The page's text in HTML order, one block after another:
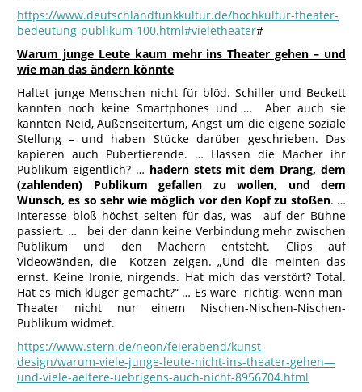
https://www.deutschlandfunkkultur.de/hochkultur-theater-
bedeutung-publikum-100.html#vieletheater#
Warum junge Leute kaum mehr ins Theater gehen – und
wie man das ändern könnte
Haltet junge Menschen nicht für blöd. Schiller und Beckett
kannten noch keine Smartphones und … Aber auch sie
kannten Neid, Außenseitertum, Angst um die eigene soziale
Stellung – und haben Stücke darüber geschrieben. Das
kapieren auch Pubertierende. … Hassen die Macher ihr
Publikum eigentlich? … hadern stets mit dem Drang, dem
(zahlenden) Publikum gefallen zu wollen, und dem
Wunsch, es so sehr wie möglich vor den Kopf zu stoßen. …
Interesse bloß höchst selten für das, was auf der Bühne
passiert. … bei der dann keine Verbindung mehr zwischen
Publikum und den Machern entsteht. Clips auf
Videowänden, die Kotzen zeigen. „Und die meinten das
ernst. Keine Ironie, nirgends. Hat mich das verstört? Total.
Hat es mich klüger gemacht?“ … Es wäre richtig, wenn man
Theater nicht nur einem Nischen-Nischen-Nischen-
Publikum widmet.
https://www.stern.de/neon/feierabend/kunst-
design/warum-viele-junge-leute-nicht-ins-theater-gehen—
und-viele-aeltere-uebrigens-auch-nicht-8956704.html